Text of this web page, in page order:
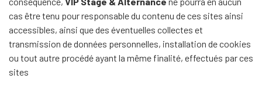
cas être tenu pour responsable du contenu de ces sites ainsi
accessibles, ainsi que des éventuelles collectes et
transmission de données personnelles, installation de cookies
ou tout autre procédé ayant la même finalité, effectués par ces
sites